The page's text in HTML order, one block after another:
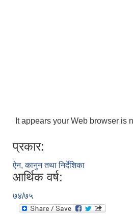
It appears your Web browser is
प्रकार:
ऐन, कानुन तथा निर्देशिका
आर्थिक वर्ष:
७४/७५